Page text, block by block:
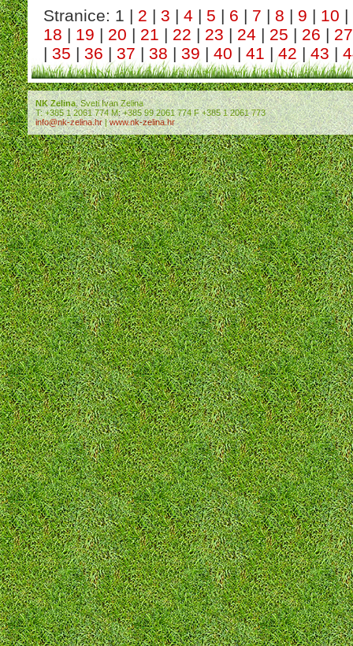
Stranice: 1 | 2 | 3 | 4 | 5 | 6 | 7 | 8 | 9 | 10 |
18 | 19 | 20 | 21 | 22 | 23 | 24 | 25 | 26 | 27
| 35 | 36 | 37 | 38 | 39 | 40 | 41 |42 | 43 |
NK Zelina, Sveti Ivan Zelina
T: +385 1 2061 774 M: +385 99 2061 774 F +385 1 2061 773
info@nk-zelina.hr|www.nk-zelina.hr